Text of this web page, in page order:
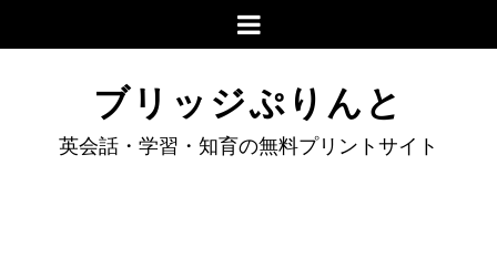
ブリッジぷりんと
英会話・学習・知育の無料プリントサイト